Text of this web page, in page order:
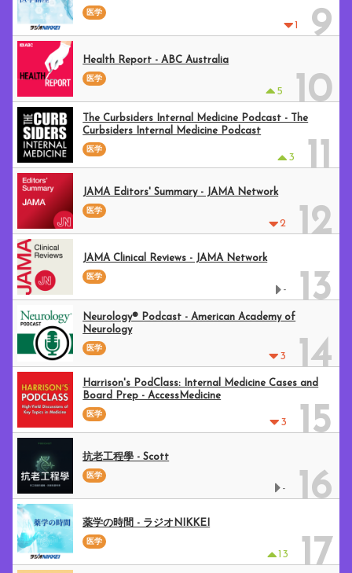
1 9
医学
5 10
Health Report - ABC Australia
医学
3 11
The Curbsiders Internal Medicine Podcast - The
Curbsiders Internal Medicine Podcast
医学
2 12
JAMA Editors' Summary - JAMA Network
医学
- 13
JAMA Clinical Reviews - JAMA Network
医学
3 14
Neurology® Podcast - American Academy of
Neurology
医学
3 15
Harrison's PodClass: Internal Medicine Cases and
Board Prep - AccessMedicine
医学
- 16
抗老工程學 - Scott
医学
13 17
薬学の時間 - ラジオNIKKEI
医学